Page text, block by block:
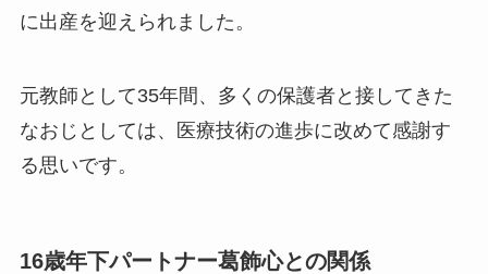
に出産を迎えられました。
元教師として35年間、多くの保護者と接してきた
なおじとしては、医療技術の進歩に改めて感謝す
る思いです。
16歳年下パートナー葛飾心との関係